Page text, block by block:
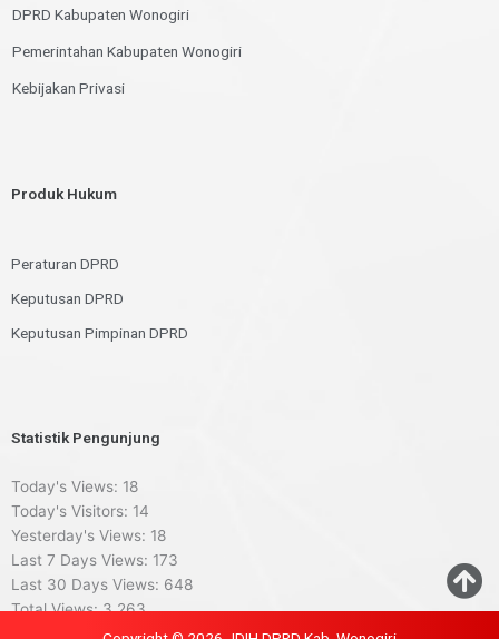
DPRD Kabupaten Wonogiri
Pemerintahan Kabupaten Wonogiri
Kebijakan Privasi
Produk Hukum
Peraturan DPRD
Keputusan DPRD
Keputusan Pimpinan DPRD
Statistik Pengunjung
Today's Views: 18
Today's Visitors: 14
Yesterday's Views: 18
Last 7 Days Views: 173
Last 30 Days Views: 648
Total Views:3,263